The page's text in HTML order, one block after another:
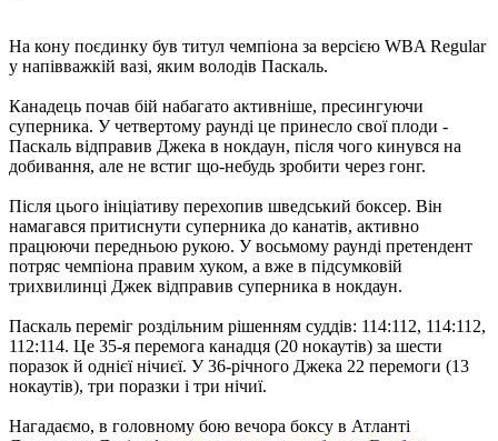
На кону поєдинку був титул чемпіона за версією WBA Regular
у напівважкій вазі, яким володів Паскаль.
Канадець почав бій набагато активніше, пресингуючи
суперника. У четвертому раунді це принесло свої плоди -
Паскаль відправив Джека в нокдаун, після чого кинувся на
добивання, але не встиг що-небудь зробити через гонг.
Після цього ініціативу перехопив шведський боксер. Він
намагався притиснути суперника до канатів, активно
працюючи передньою рукою. У восьмому раунді претендент
потряс чемпіона правим хуком, а вже в підсумковій
трихвилинці Джек відправив суперника в нокдаун.
Паскаль переміг роздільним рішенням суддів: 114:112, 114:112,
112:114. Це 35-я перемога канадця (20 нокаутів) за шести
поразок й однієї нічиєї. У 36-річного Джека 22 перемоги (13
нокаутів), три поразки і три нічиї.
Нагадаємо, в головному бою вечора боксу в Атланті